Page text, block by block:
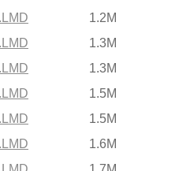
1.2M
1.3M
1.3M
1.5M
1.5M
1.6M